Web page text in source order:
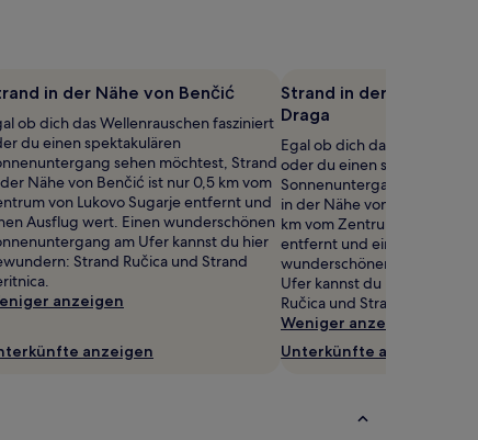
in der Nähe von Benčić
ob dich das Wellenrauschen fasziniert
du einen spektakulären
sehen möchtest, Strand
Nähe von Benčić ist nur 0,5 km vom
von Lukovo Sugarje entfernt und
Ausflug wert. Einen wunderschönen
am Ufer kannst du hier
Strand Ručica und Strand
anzeigen
anzeigen
Strand in der Nähe von
Draga
Egal ob dich das
oder du einen spektakulären
Sonnenuntergang sehen
in der Nähe von Rudelić
km vom Zentrum von
entfernt und einen Ausflug
wunderschönen
Ufer kannst du hier
Ručica und Strand Beritnica.
Weniger anzeigen
Unterkünfte anzeigen